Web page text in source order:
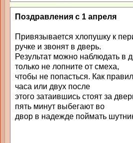
Поздравления с 1 апреля
Привязывается хлопушку к
ручке и звонят в дверь.
Результат можно наблюдать в
только не лопните от смеха,
чтобы не попасться. Как
часа или двух после
этого затаившись стоят за
пять минут выбегают во
двор в надежде поймать